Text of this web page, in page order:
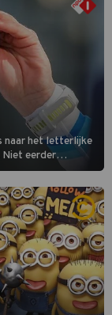
naar het letterlijke
eerder
col uit de
vlak.